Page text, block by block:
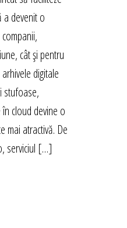
a devenit o
cât și pentru
digitale
stufoase,
cloud devine o
mai atractivă. De
serviciul […]